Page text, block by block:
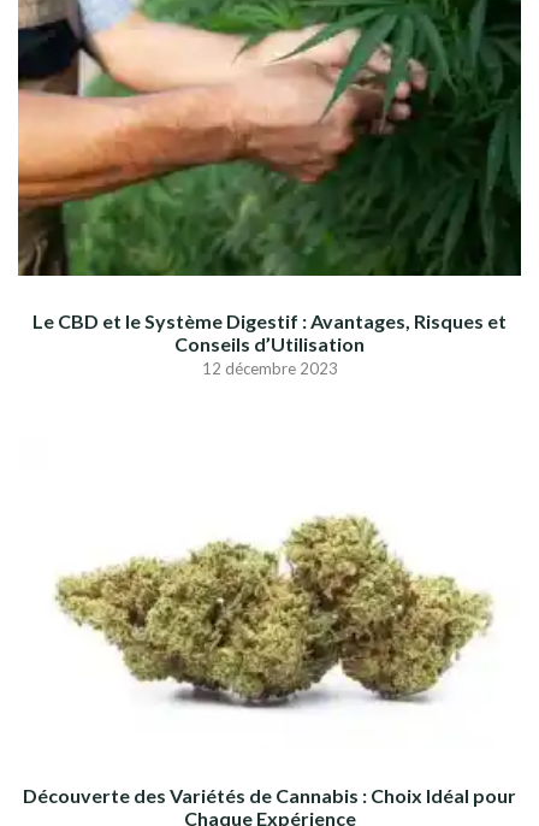
Le CBD et le Système Digestif : Avantages, Risques et
Conseils d’Utilisation
12 décembre 2023
Découverte des Variétés de Cannabis : Choix Idéal pour
Chaque Expérience